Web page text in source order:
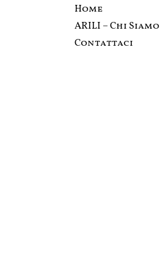
Home
ARILI – Chi Siamo
Contattaci